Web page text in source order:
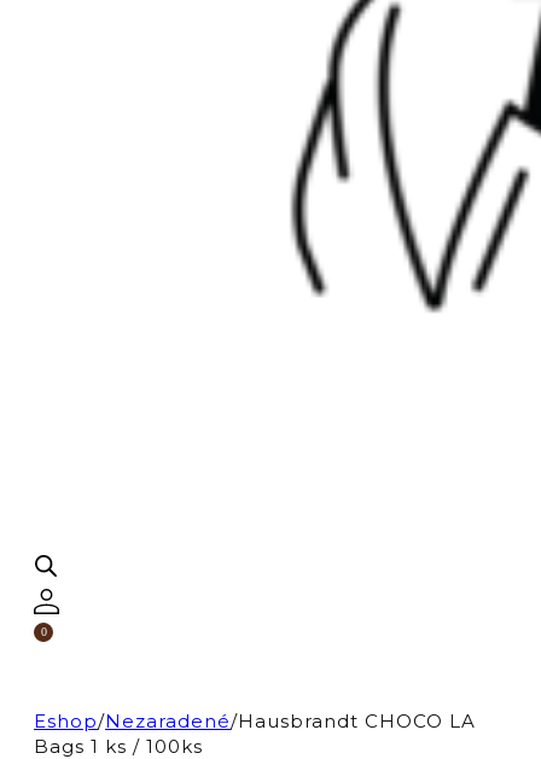
0
Eshop/Nezaradené/Hausbrandt CHOCO LA
Bags 1 ks / 100ks